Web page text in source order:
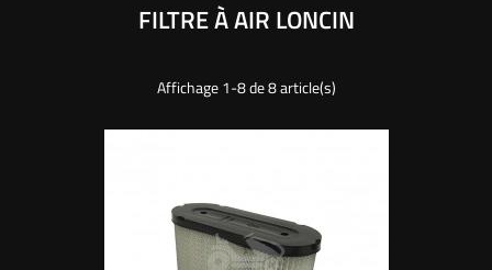
FILTRE À AIR LONCIN
Affichage 1-8 de 8 article(s)